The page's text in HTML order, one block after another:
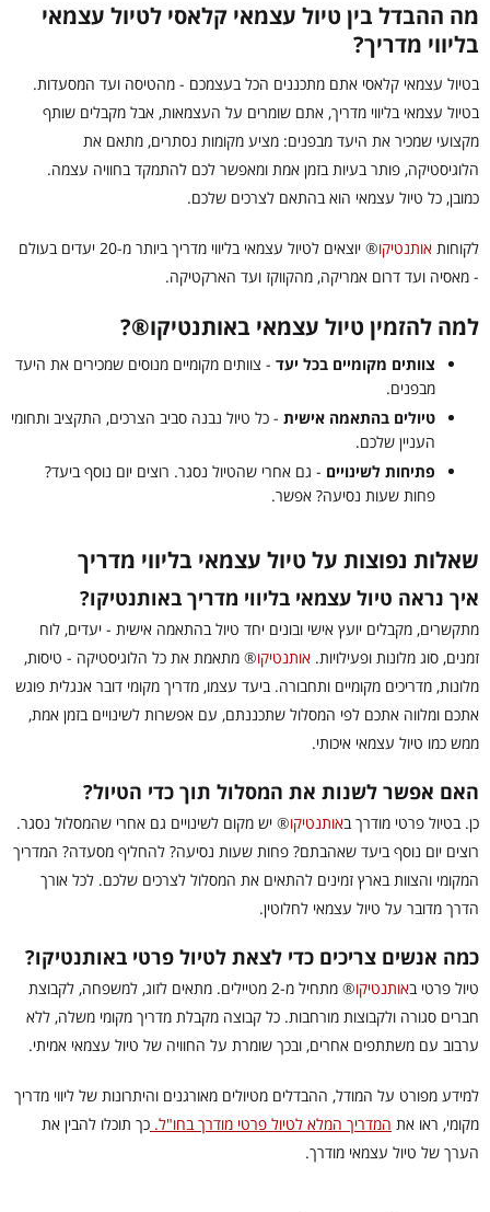
מה ההבדל בין טיול עצמאי קלאסי לטיול עצמאי
בליווי מדריך?
בטיול עצמאי קלאסי אתם מתכננים הכל בעצמכם - מהטיסה ועד המסעדות.
בטיול עצמאי בליווי מדריך, אתם שומרים על העצמאות, אבל מקבלים שותף
מקצועי שמכיר את היעד מבפנים: מציע מקומות נסתרים, מתאם את
הלוגיסטיקה, פותר בעיות בזמן אמת ומאפשר לכם להתמקד בחוויה עצמה.
כמובן, כל טיול עצמאי הוא בהתאם לצרכים שלכם.
לקוחות אותנטיקו®
יוצאים לטיול עצמאי בליווי מדריך ביותר מ-20 יעדים בעולם
- מאסיה ועד דרום אמריקה, מהקווקז ועד הארקטיקה.
למה להזמין טיול עצמאי באותנטיקו®?
צוותים מקומיים בכל יעד - צוותים מקומיים מנוסים שמכירים את היעד
מבפנים.
טיולים בהתאמה אישית - כל טיול נבנה סביב הצרכים, התקציב ותחומי
העניין שלכם.
פתיחות לשינויים - גם אחרי שהטיול נסגר. רוצים יום נוסף ביעד?
פחות שעות נסיעה? אפשר.
שאלות נפוצות על טיול עצמאי בליווי מדריך
איך נראה טיול עצמאי בליווי מדריך באותנטיקו?
מתקשרים, מקבלים יועץ אישי ובונים יחד טיול בהתאמה אישית - יעדים, לוח
זמנים, סוג מלונות ופעילויות. אותנטיקו® מתאמת את כל הלוגיסטיקה - טיסות,
מלונות, מדריכים מקומיים ותחבורה. ביעד עצמו, מדריך מקומי דובר אנגלית פוגש
אתכם ומלווה אתכם לפי המסלול שתכננתם, עם אפשרות לשינויים בזמן אמת,
ממש כמו טיול עצמאי איכותי.
האם אפשר לשנות את המסלול תוך כדי הטיול?
כן. בטיול פרטי מודרך באותנטיקו® יש מקום לשינויים גם אחרי שהמסלול נסגר.
רוצים יום נוסף ביעד שאהבתם? פחות שעות נסיעה? להחליף מסעדה? המדריך
המקומי והצוות בארץ זמינים להתאים את המסלול לצרכים שלכם. לכל אורך
הדרך מדובר על טיול עצמאי לחלוטין.
כמה אנשים צריכים כדי לצאת לטיול פרטי באותנטיקו?
טיול פרטי באותנטיקו®
מתחיל מ-2 מטיילים. מתאים לזוג, למשפחה, לקבוצת
חברים סגורה ולקבוצות מורחבות. כל קבוצה מקבלת מדריך מקומי משלה, ללא
ערבוב עם משתתפים אחרים, ובכך שומרת על החוויה של טיול עצמאי אמיתי.
למידע מפורט על המודל, ההבדלים מטיולים מאורגנים והיתרונות של ליווי מדריך
מקומי, ראו את המדריך המלא לטיול פרטי מודרך בחו"ל. כך תוכלו להבין את
הערך של טיול עצמאי מודרך.